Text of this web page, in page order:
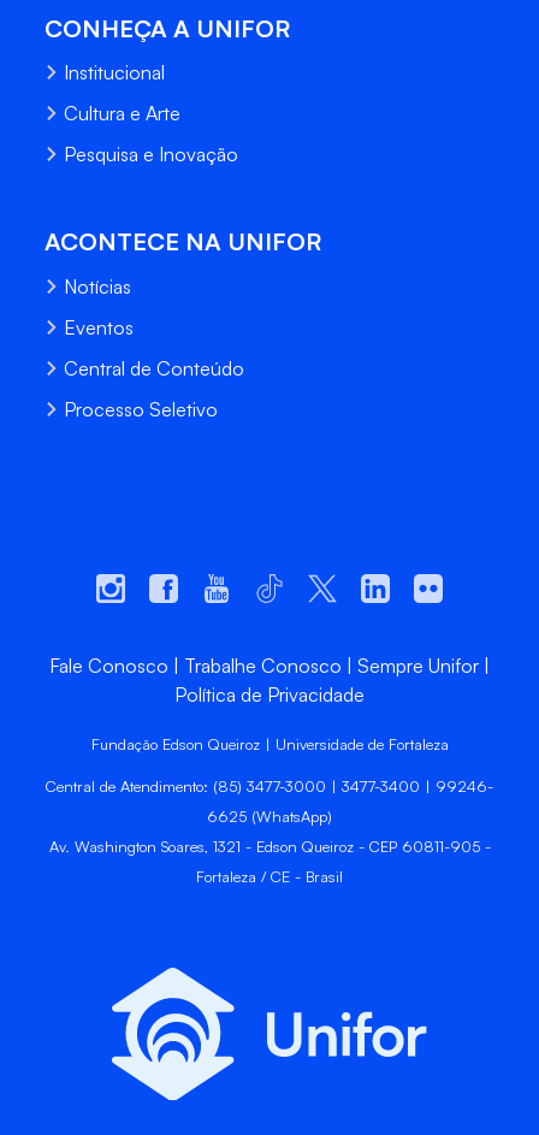
CONHEÇA A UNIFOR
Institucional
Cultura e Arte
Pesquisa e Inovação
ACONTECE NA UNIFOR
Notícias
Eventos
Central de Conteúdo
Processo Seletivo
Fale Conosco Trabalhe Conosco
Sempre Unifor
Política de Privacidade
Fundação Edson Queiroz | Universidade de Fortaleza
Central de Atendimento: (85) 3477-3000 | 3477-3400 | 99246-
6625 (WhatsApp)
Av. Washington Soares, 1321 - Edson Queiroz - CEP 60811-905 -
Fortaleza / CE - Brasil